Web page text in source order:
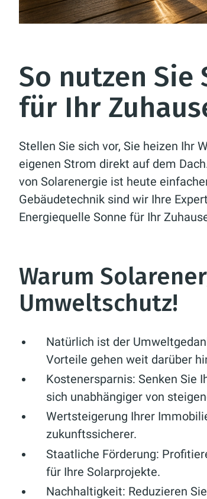
So nutzen
für Ihr
Stellen Sie sich vor, Sie heizen Ihr
eigenen Strom direkt auf dem
von Solarenergie ist heute
Gebäudetechnik sind wir Ihre
Energiequelle Sonne für Ihr
Warum
Umweltschutz!
Natürlich ist der
Vorteile gehen weit darüber
Kostenersparnis: Senken Sie
sich unabhängiger von
Wertsteigerung Ihrer
zukunftssicherer.
Staatliche Förderung:
für Ihre Solarprojekte.
Nachhaltigkeit: Reduzieren